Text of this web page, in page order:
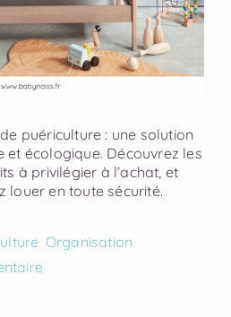
puériculture : une solution
et écologique. Découvrez les
à privilégier à l’achat, et
louer en toute sécurité.
, Organisation